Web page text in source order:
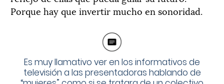
Porque hay que invertir mucho en sonoridad.
Es muy llamativo ver en los informativos de
televisión a las presentadoras hablando de